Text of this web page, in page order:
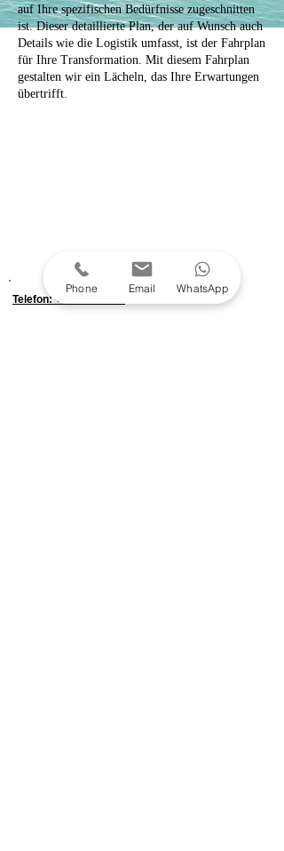
auf Ihre spezifischen Bedürfnisse zugeschnitten
ist. Dieser detaillierte Plan, der auf Wunsch auch
Details wie die Logistik umfasst, ist der Fahrplan
für Ihre Transformation. Mit diesem Fahrplan
gestalten wir ein Lächeln, das Ihre Erwartungen
übertrifft.
Telefon: +90 444 0 817
Phone Email WhatsApp